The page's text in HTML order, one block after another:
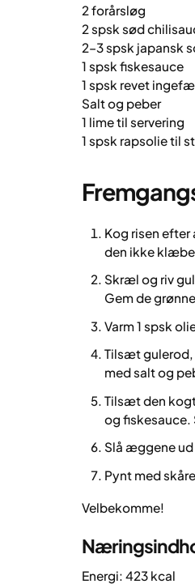
2 forårsløg
2 spsk sød
2–3 spsk japansk
1 spsk fiskesauce
1 spsk revet
Salt og peber
1 lime til servering
1 spsk rapsolie til
Kog risen
den ikke
Skræl og riv
Gem de
Varm 1 spsk
Tilsæt gulerod,
med salt og
Tilsæt den
og fiskesauce.
Slå æggene
Pynt med
Velbekomme!
Energi: 423 kcal